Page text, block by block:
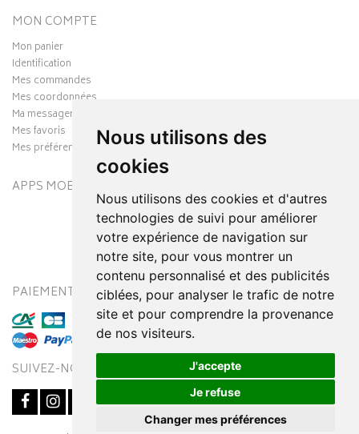
Nous utilisons des
cookies
Nous utilisons des cookies et d'autres
technologies de suivi pour améliorer
votre expérience de navigation sur
notre site, pour vous montrer un
contenu personnalisé et des publicités
ciblées, pour analyser le trafic de notre
site et pour comprendre la provenance
de nos visiteurs.
J'accepte
Je refuse
Changer mes préférences
MON COMPTE
Mon panier
Identification
Mes commandes
Mes coordonnées
Ma messagerie
Mes favoris
Mes préférences Cookies
APPS MOBILES
PAIEMENT SÉCURISÉ MODES DE LIVRAISON
SUIVEZ-NOUS SUR